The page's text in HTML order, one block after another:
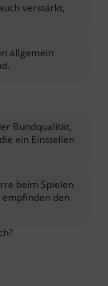
verstärkt,
allgemein
Bundqualität,
ein Einstellen
beim Spielen
empfinden den
Sie diese